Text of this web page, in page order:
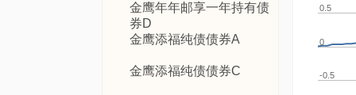
金鹰年年邮享一年持有债
券D
金鹰添福纯债债券A
金鹰添福纯债债券C -0.5
0
0.5